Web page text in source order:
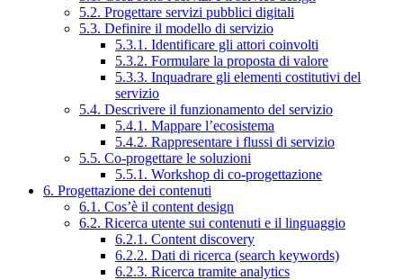
5.2. Progettare servizi pubblici digitali
5.3. Definire il modello di servizio
5.3.1. Identificare gli attori coinvolti
5.3.2. Formulare la proposta di valore
5.3.3. Inquadrare gli elementi costitutivi del
servizio
5.4. Descrivere il funzionamento del servizio
5.4.1. Mappare l’ecosistema
5.4.2. Rappresentare i flussi di servizio
5.5. Co-progettare le soluzioni
5.5.1. Workshop di co-progettazione
6. Progettazione dei contenuti
6.1. Cos’è il content design
6.2. Ricerca utente sui contenuti e il linguaggio
6.2.1. Content discovery
6.2.2. Dati di ricerca (search keywords)
6.2.3. Ricerca tramite analytics